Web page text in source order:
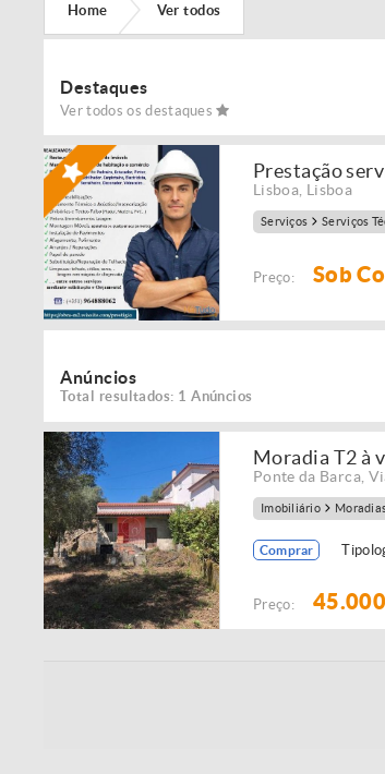
Home Ver todos
Destaques
Ver todos os destaques
Prestação
Lisboa Lisboa
Serviços Serviços
Preço: Sob
Anúncios
Total resultados: 1 Anúncios
Moradia T2 à
Ponte da Barca,
Imobiliário
Comprar
Preço: